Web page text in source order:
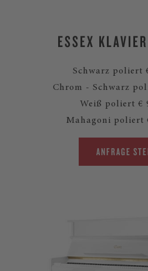
ESSEX
Schwarz poliert
Chrom - Schwarz
Weiß poliert €
Mahagoni poliert
ANFRAGE